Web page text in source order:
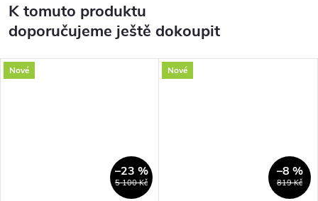
K tomuto produktu
doporučujeme ještě dokoupit
Nové
5 100 Kč
–23 %
Nové
819 Kč
–8 %